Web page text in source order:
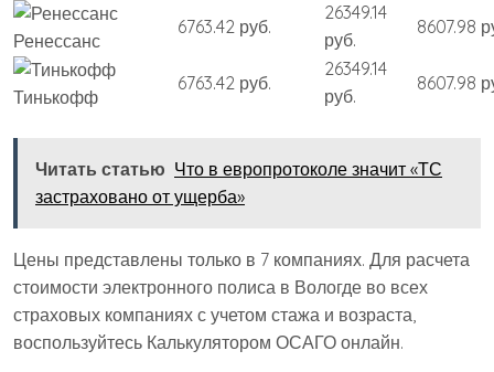
Ренессанс
6763.42 руб.
26349.14
руб.
8607.98
Тинькофф
6763.42 руб.
26349.14
руб.
8607.98
Читать статью Что в европротоколе значит «ТС
застраховано от ущерба»
Цены представлены только в 7 компаниях. Для расчета
стоимости электронного полиса в Вологде во всех
страховых компаниях с учетом стажа и возраста,
воспользуйтесь Калькулятором ОСАГО онлайн.